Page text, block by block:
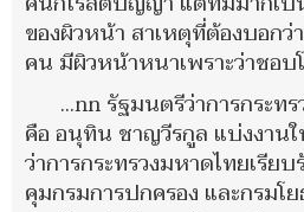
ของผิวหน้า สาเหตุที่ต้องบอกว่
คน มีผิวหน้าหนาเพราะว่าชอบ
…nn รัฐมนตรีว่าการกระท
คือ อนุทิน ชาญวีรกูล แบ่งงาน
ว่าการกระทรวงมหาดไทยเรีย
คุมกรมการปกครอง และกรมโย